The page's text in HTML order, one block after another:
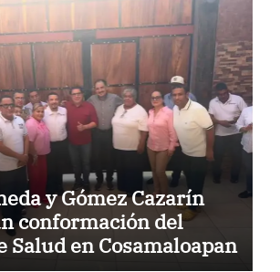
y Gómez Cazarín
conformación del
Salud en Cosamaloapan